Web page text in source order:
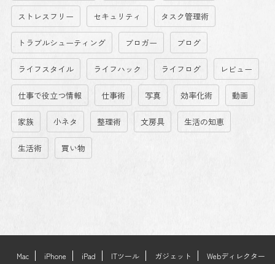
ストレスフリー セキュリティ タスク管理術
トラブルシューティング ブロガー ブログ
ライフスタイル ライフハック ライフログ レビュー
仕事で役立つ情報 仕事術 写真 効率化術 動画
家族 小ネタ 整理術 文房具 生活の知恵
生活術 買い物
Mac iPhone iPad ITツール ガジェット
Webディレクター